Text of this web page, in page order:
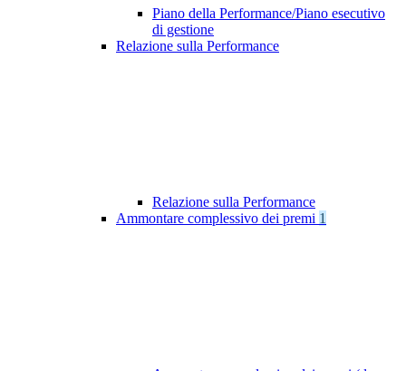
Piano della Performance/Piano esecutivo
di gestione
Relazione sulla Performance
Relazione sulla Performance
Ammontare complessivo dei premi 1